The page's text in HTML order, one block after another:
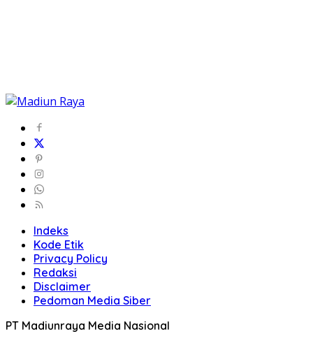
Indeks
Kode Etik
Privacy Policy
Redaksi
Disclaimer
Pedoman Media Siber
PT Madiunraya Media Nasional